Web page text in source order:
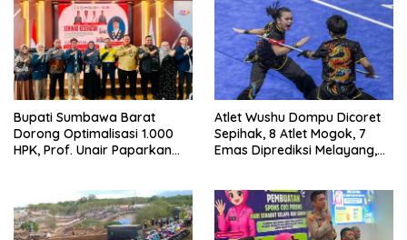
Bupati Sumbawa Barat
Dorong Optimalisasi 1.000
HPK, Prof. Unair Paparkan
Atlet Wushu Dompu Dicoret
Sepihak, 8 Atlet Mogok, 7
Emas Diprediksi Melayang,